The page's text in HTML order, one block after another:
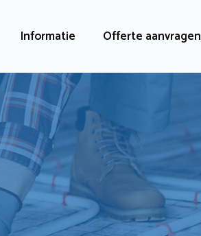
Informatie Offerte aanvragen